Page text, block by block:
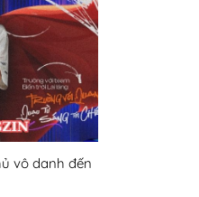
vô danh đến